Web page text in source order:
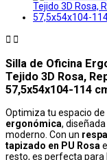
 
Silla de Oficina
Tejido 3D Rosa,
57,5x54x104-114
Optimiza tu espacio
ergonómica,
moderno. Con un
tapizado en PU Rosa
resto, es perfecta para